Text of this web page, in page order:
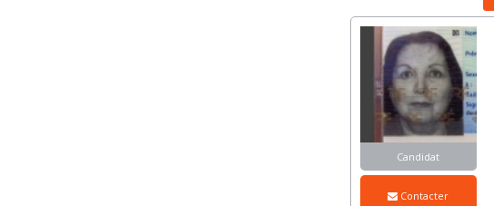
Candidat
Contacter